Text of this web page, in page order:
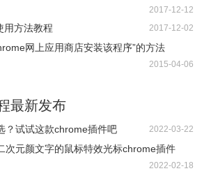
2017-12-12
用方法教程 2017-12-02
网上应用商店安装该程序”的方法
2015-04-06
最新发布
？试试这款chrome插件吧 2022-03-22
次元颜文字的鼠标特效光标chrome插件
2022-02-18